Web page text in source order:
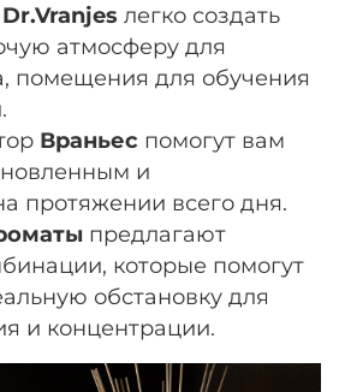
Dr.Vranjes легко создать
атмосферу для
помещения для обучения
Враньес помогут вам
и
протяжении всего дня.
предлагают
которые помогут
обстановку для
и концентрации.